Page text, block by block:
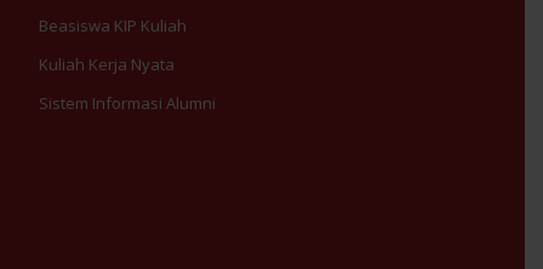
Beasiswa KIP Kuliah
Kuliah Kerja Nyata
Sistem Informasi Alumni